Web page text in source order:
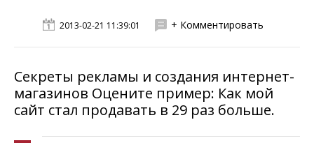
2013-02-21 11:39:01 + Комментировать
Секреты рекламы и создания интернет-
магазинов Оцените пример: Как мой
сайт стал продавать в 29 раз больше.